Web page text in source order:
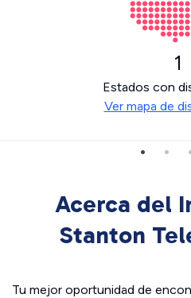
1
Estados con
Ver mapa de
Acerca del
Stanton
Tu mejor oportunidad de